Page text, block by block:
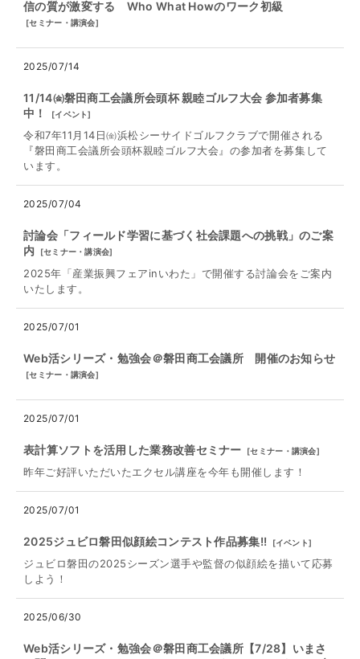
信の質が激変する Who What Howのワーク初級
[セミナー・講演会]
2025/07/14
11/14㈮磐田商工会議所会頭杯 親睦ゴルフ大会 参加者募集
中！
[イベント]
令和7年11月14日㈮浜松シーサイドゴルフクラブで開催される
『磐田商工会議所会頭杯親睦ゴルフ大会』の参加者を募集して
います。
2025/07/04
討論会「フィールド学習に基づく社会課題への挑戦」のご案
内
[セミナー・講演会]
2025年「産業振興フェアinいわた」で開催する討論会をご案内
いたします。
2025/07/01
Web活シリーズ・勉強会＠磐田商工会議所 開催のお知らせ
[セミナー・講演会]
2025/07/01
表計算ソフトを活用した業務改善セミナー [セミナー・講演会]
昨年ご好評いただいたエクセル講座を今年も開催します！
2025/07/01
2025ジュビロ磐田似顔絵コンテスト作品募集!! [イベント]
ジュビロ磐田の2025シーズン選手や監督の似顔絵を描いて応募
しよう！
2025/06/30
Web活シリーズ・勉強会＠磐田商工会議所【7/28】いまさ